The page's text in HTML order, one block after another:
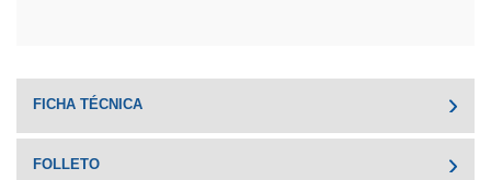
FICHA TÉCNICA
FOLLETO